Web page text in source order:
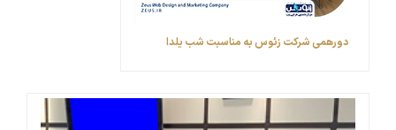
دورهمی شرکت زئوس به مناسبت شب یلدا